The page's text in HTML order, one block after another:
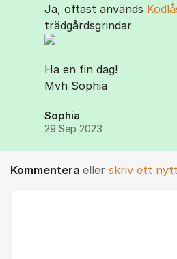
Ja, oftast används
trädgårdsgrindar
Ha en fin dag!
Mvh Sophia
Sophia
29 Sep 2023
Kommentera eller skriv ett